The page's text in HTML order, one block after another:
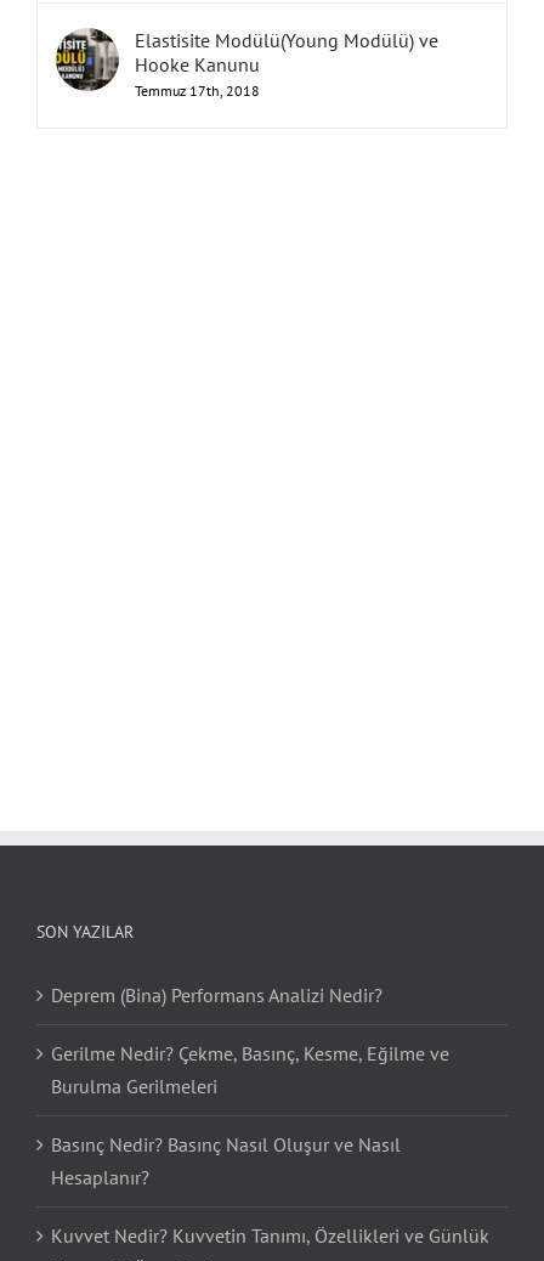
Elastisite Modülü(Young Modülü) ve
Hooke Kanunu
Temmuz 17th, 2018
SON YAZILAR
Deprem (Bina) Performans Analizi Nedir?
Gerilme Nedir? Çekme, Basınç, Kesme, Eğilme ve
Burulma Gerilmeleri
Basınç Nedir? Basınç Nasıl Oluşur ve Nasıl
Hesaplanır?
Kuvvet Nedir? Kuvvetin Tanımı, Özellikleri ve Günlük